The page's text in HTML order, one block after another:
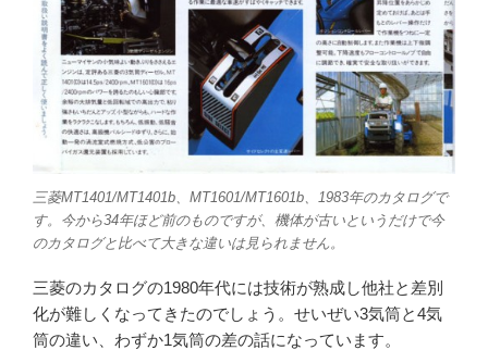
三菱MT1401/MT1401b、MT1601/MT1601b、1983年のカタログで
す。今から34年ほど前のものですが、機体が古いというだけで今
のカタログと比べて大きな違いは見られません。
三菱のカタログの1980年代には技術が熟成し他社と差別
化が難しくなってきたのでしょう。せいぜい3気筒と4気
筒の違い、わずか1気筒の差の話になっています。